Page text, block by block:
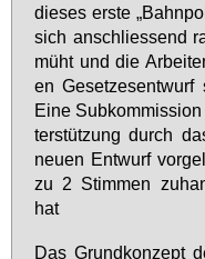
die­ses ers­te
sich an­schlies­send
müht und die
en
Ei­ne
ter­stüt­zung durch
neu­en Ent­wurf
zu 2 Stim­men
hat
Das Grund­kon­zept